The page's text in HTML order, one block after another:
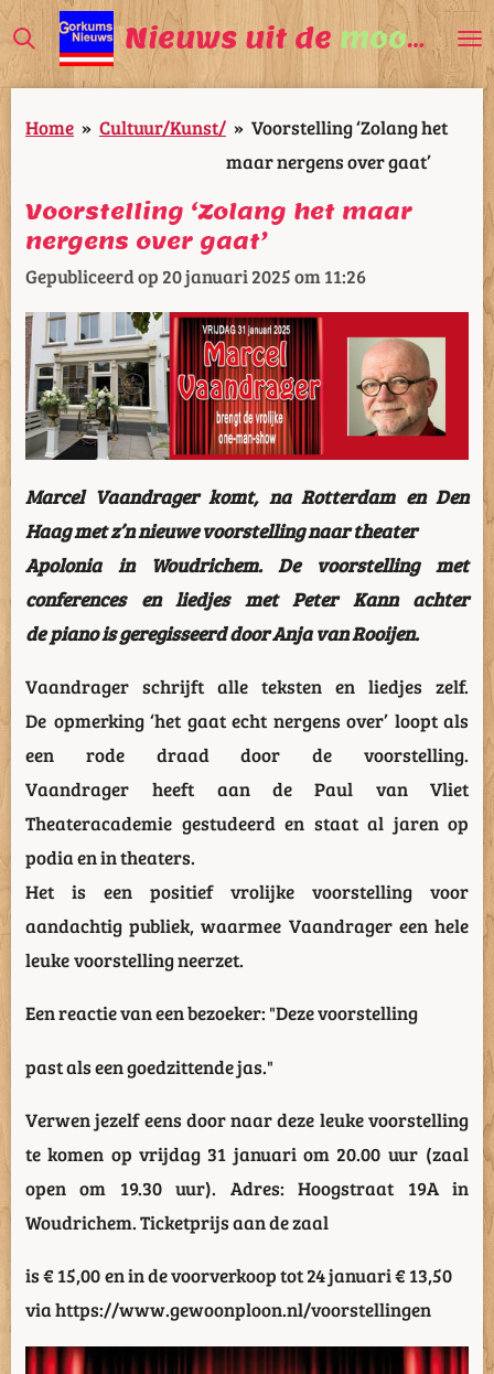
Ga
direct
naar
de
Nieuws uit de mooiste
Home » Cultuur/Kunst/ » Voorstelling ‘Zolang het
maar nergens over gaat’
Voorstelling ‘Zolang het maar
nergens over gaat’
Gepubliceerd op 20 januari 2025 om 11:26
Marcel Vaandrager komt, na Rotterdam en Den
Haag met z’n nieuwe voorstelling naar theater
Apolonia in Woudrichem. De voorstelling met
conferences en liedjes met Peter Kann achter
de piano is geregisseerd door Anja van Rooijen.
Vaandrager schrijft alle teksten en liedjes zelf.
De opmerking ‘het gaat echt nergens over’ loopt als
een rode draad door de voorstelling.
Vaandrager heeft aan de Paul van Vliet
Theateracademie gestudeerd en staat al jaren op
podia en in theaters.
Het is een positief vrolijke voorstelling voor
aandachtig publiek, waarmee Vaandrager een hele
leuke voorstelling neerzet.
Een reactie van een bezoeker: "Deze voorstelling
past als een goedzittende jas."
Verwen jezelf eens door naar deze leuke voorstelling
te komen op vrijdag 31 januari om 20.00 uur (zaal
open om 19.30 uur). Adres: Hoogstraat 19A in
Woudrichem. Ticketprijs aan de zaal
is € 15,00 en in de voorverkoop tot 24 januari € 13,50
via https://www.gewoonploon.nl/voorstellingen